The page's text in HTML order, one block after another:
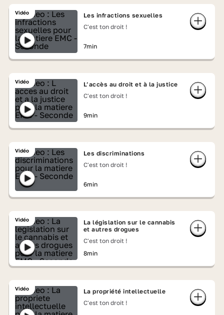
Vidéo
Les infractions sexuelles
C'est ton droit !
7min
Vidéo
L’accès au droit et à la justice
C'est ton droit !
9min
Vidéo
Les discriminations
C'est ton droit !
6min
Vidéo
La législation sur le cannabis
et autres drogues
C'est ton droit !
8min
Vidéo
La propriété intellectuelle
C'est ton droit !